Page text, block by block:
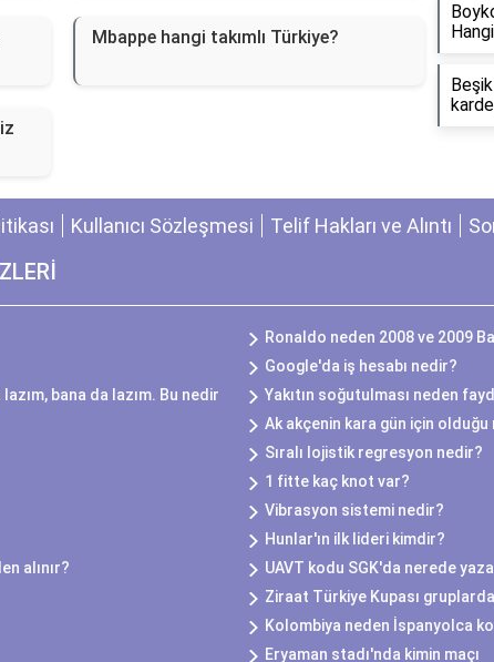
Mbappe hangi takımlı Türkiye?
Kullanıcı Sözleşmesi Telif Hakları ve Alıntı
Ronaldo neden 2008 ve 2009
Google'da iş hesabı nedir?
lazım, bana da lazım. Bu nedir
Yakıtın soğutulması neden
Ak akçenin kara gün için olduğu
Sıralı lojistik regresyon nedir?
1 fitte kaç knot var?
Vibrasyon sistemi nedir?
Hunlar'ın ilk lideri kimdir?
alınır?
UAVT kodu SGK'da nerede
Ziraat Türkiye Kupası
Kolombiya neden İspanyolca
Eryaman stadı'nda kimin maçı